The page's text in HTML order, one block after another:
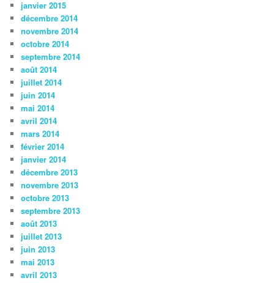
janvier 2015
décembre 2014
novembre 2014
octobre 2014
septembre 2014
août 2014
juillet 2014
juin 2014
mai 2014
avril 2014
mars 2014
février 2014
janvier 2014
décembre 2013
novembre 2013
octobre 2013
septembre 2013
août 2013
juillet 2013
juin 2013
mai 2013
avril 2013